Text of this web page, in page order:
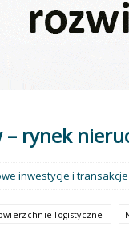
– rynek
inwestycje i transakcje
logistyczne